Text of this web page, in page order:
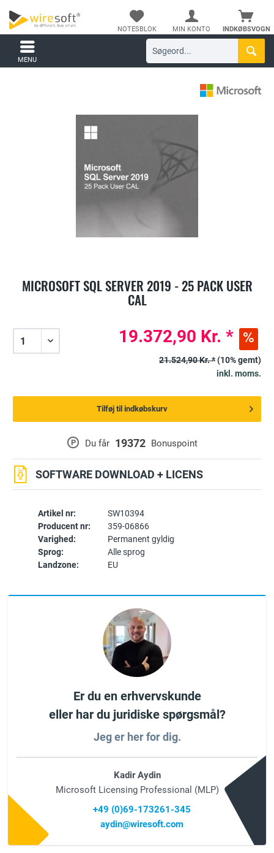
INDKØBSVOGN
NOTESBLOK MIN KONTO
MENU
MICROSOFT SQL SERVER 2019 - 25 PACK USER
CAL
Artikel nr:
SW10394
Producent nr:
359-06866
Varighed:
Permanent gyldig
Sprog:
Alle sprog
Landzone:
EU
P Du får 19372 Bonuspoint
SOFTWARE DOWNLOAD + LICENS
19.372,90 Kr. *
21.524,90 Kr. *(10% gemt)
inkl. moms.
Tilføj til indkøbskurv
Er du en erhvervskunde
eller har du juridiske spørgsmål?
Jeg er her for dig.
Kadir Aydin
Microsoft Licensing Professional (MLP)
+49 (0)69-173261-345
aydin@wiresoft.com